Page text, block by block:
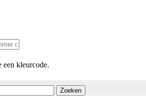
kleurcode.
Zoeken